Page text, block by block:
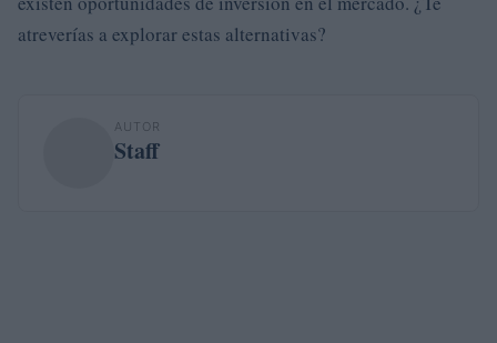
atreverías a explorar estas alternativas?
AUTOR
Staff